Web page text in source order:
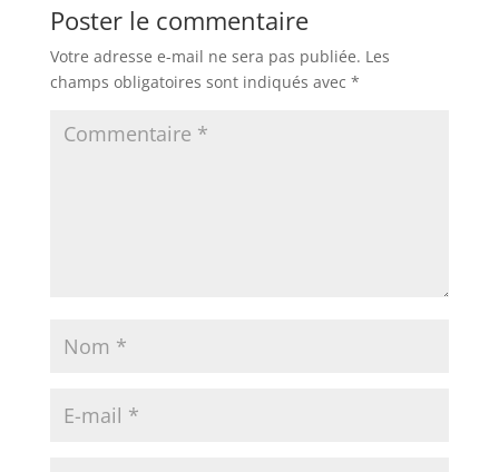
Poster le commentaire
Votre adresse e-mail ne sera pas publiée. Les
champs obligatoires sont indiqués avec *